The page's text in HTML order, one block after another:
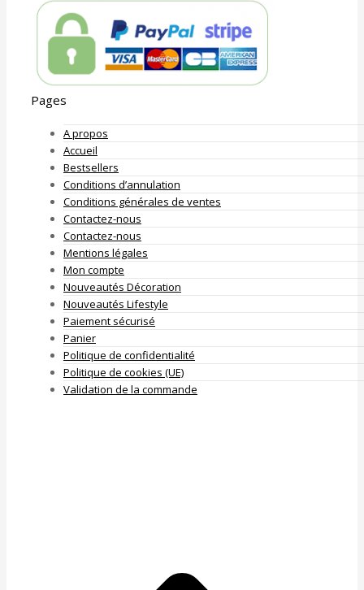
Pages
A propos
Accueil
Bestsellers
Conditions d’annulation
Conditions générales de ventes
Contactez-nous
Contactez-nous
Mentions légales
Mon compte
Nouveautés Décoration
Nouveautés Lifestyle
Paiement sécurisé
Panier
Politique de confidentialité
Politique de cookies (UE)
Validation de la commande